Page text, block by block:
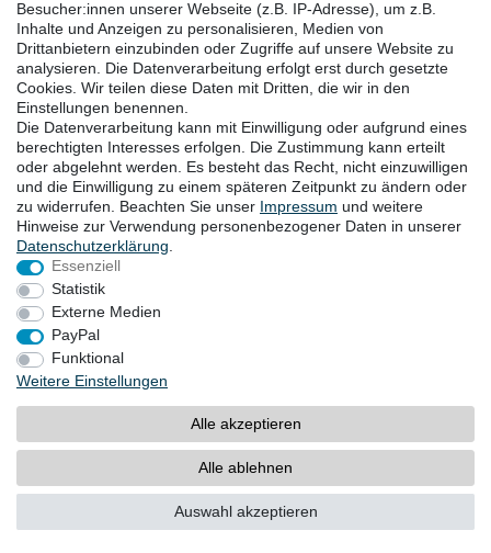
*Hinweis: Die GOEBEL-Silber-GL-
Gleitbeschichtung besitzt keine UV-
Lichtbeständigkeit. Sie hat eine gute
Chemikalienbeständigkeit. Bei Verwendung der
GOEBEL-Silber-GL-Gleitbeschichtung in
Produktionsbereichen mit stark aggressiver
Atmosphäre, kann diese auf bestimmte Laugen
und Säuren reagieren wie z.B. bei der
Essigherstellung. Dies gilt ebenso für diverse
Reinigungs- und Desinfektionsmittel. Von
daher sollte die GOEBEL-Silber-GL-
Gleitbeschichtung vor Baubeginn in der
jeweiligen Umgebung getestet werden.
Besucher:innen unserer Webseite (z.B. IP-Adresse), um z.B.
Inhalte und Anzeigen zu personalisieren, Medien von
Drittanbietern einzubinden oder Zugriffe auf unsere Website zu
analysieren. Die Datenverarbeitung erfolgt erst durch gesetzte
Cookies. Wir teilen diese Daten mit Dritten, die wir in den
Einstellungen benennen.
Die Datenverarbeitung kann mit Einwilligung oder aufgrund eines
berechtigten Interesses erfolgen. Die Zustimmung kann erteilt
oder abgelehnt werden. Es besteht das Recht, nicht einzuwilligen
und die Einwilligung zu einem späteren Zeitpunkt zu ändern oder
zu widerrufen. Beachten Sie unser Impressum und weitere
Hinweise zur Verwendung personenbezogener Daten in unserer
Daten­schutz­erklärung
Essenziell
Statistik
Externe Medien
PayPal
Funktional
Weitere Einstellungen
Alle akzeptieren
Alle ablehnen
Auswahl akzeptieren